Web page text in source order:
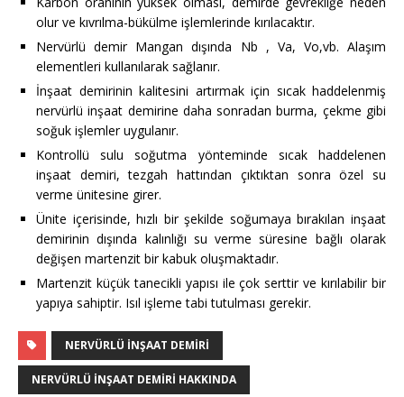
olur ve kıvrılma-bükülme işlemlerinde kırılacaktır.
Nervürlü demir Mangan dışında Nb , Va, Vo,vb. Alaşım
elementleri kullanılarak sağlanır.
İnşaat demirinin kalitesini artırmak için sıcak haddelenmiş
nervürlü inşaat demirine daha sonradan burma, çekme gibi
soğuk işlemler uygulanır.
Kontrollü sulu soğutma yönteminde sıcak haddelenen
inşaat demiri, tezgah hattından çıktıktan sonra özel su
verme ünitesine girer.
Ünite içerisinde, hızlı bir şekilde soğumaya bırakılan inşaat
demirinin dışında kalınlığı su verme süresine bağlı olarak
değişen martenzit bir kabuk oluşmaktadır.
Martenzit küçük tanecikli yapısı ile çok serttir ve kırılabilir bir
yapıya sahiptir. Isıl işleme tabi tutulması gerekir.
NERVÜRLÜ INŞAAT DEMIRI
NERVÜRLÜ İNŞAAT DEMIRI HAKKINDA